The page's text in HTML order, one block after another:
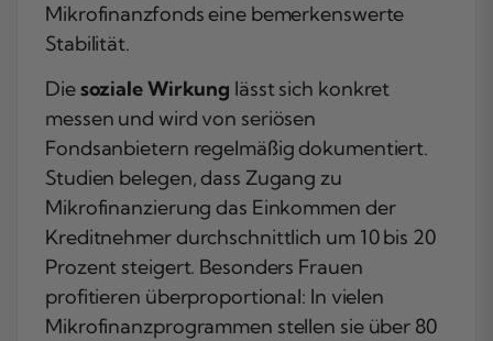
Mikrofinanzfonds eine bemerkenswerte
Stabilität.
Diesoziale Wirkung lässt sich konkret
messen und wird von seriösen
Fondsanbietern regelmäßig dokumentiert.
Studien belegen, dass Zugang zu
Mikrofinanzierung das Einkommen der
Kreditnehmer durchschnittlich um 10 bis 20
Prozent steigert. Besonders Frauen
profitieren überproportional: In vielen
Mikrofinanzprogrammen stellen sie über 80